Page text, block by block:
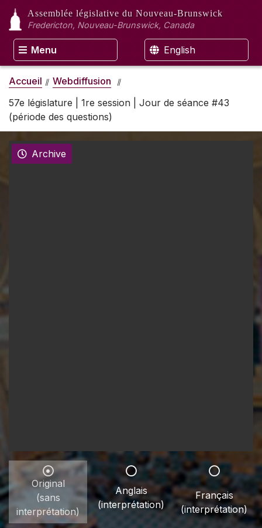
Assemblée législative du Nouveau-Brunswick
Fredericton, Nouveau-Brunswick, Canada
Menu English
Accueil
Webdiffusion
57e législature | 1re session | Jour de séance #43
(période des questions)
Archive
Original
(sans
interprétation)
Anglais
(interprétation)
Français
(interprétation)